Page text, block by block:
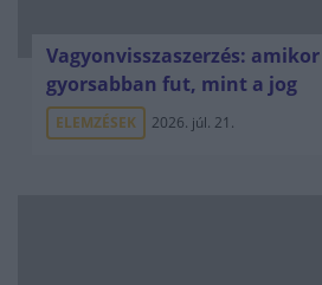
Vagyonvisszaszerzés:
gyorsabban fut, mint a jog
ELEMZÉSEK 2026. júl. 21.